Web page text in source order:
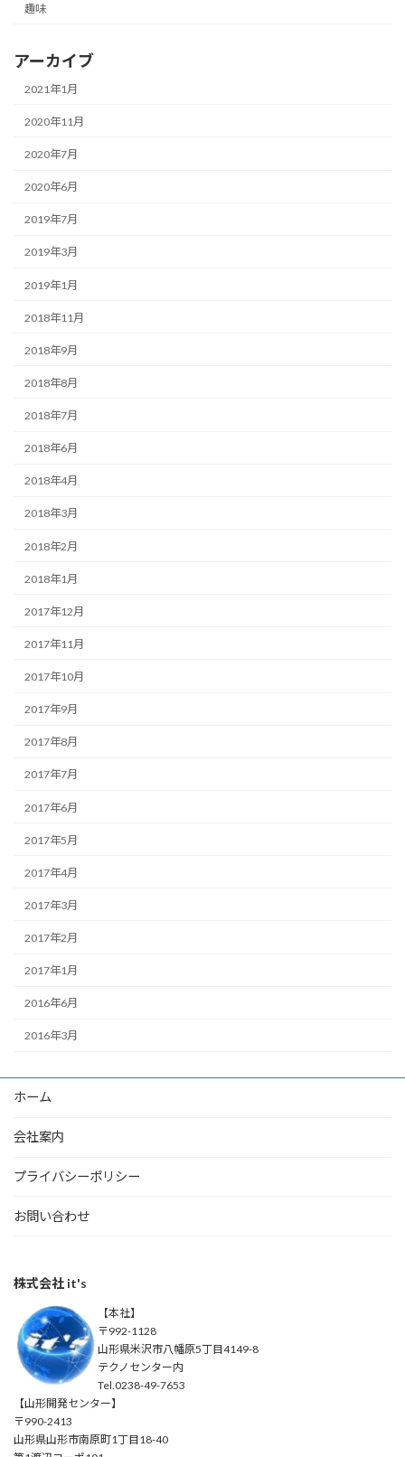
趣味
アーカイブ
2021年1月
2020年11月
2020年7月
2020年6月
2019年7月
2019年3月
2019年1月
2018年11月
2018年9月
2018年8月
2018年7月
2018年6月
2018年4月
2018年3月
2018年2月
2018年1月
2017年12月
2017年11月
2017年10月
2017年9月
2017年8月
2017年7月
2017年6月
2017年5月
2017年4月
2017年3月
2017年2月
2017年1月
2016年6月
2016年3月
ホーム
会社案内
プライバシーポリシー
お問い合わせ
株式会社 it's
【本社】
〒992-1128
山形県米沢市八幡原5丁目4149-8
テクノセンター内
Tel.0238-49-7653
【山形開発センター】
〒990-2413
山形県山形市南原町1丁目18-40